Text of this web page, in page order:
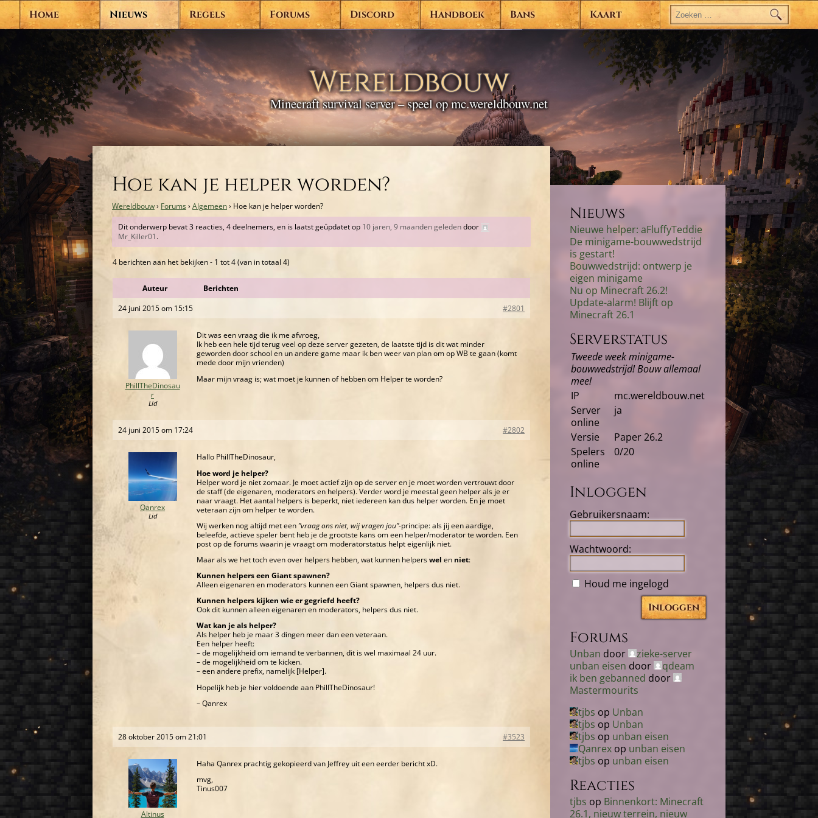
Home Nieuws Regels Forums Discord Handboek Bans Kaart
Zoeken
naar:
Wereldbouw
Minecraft survival server – speel op mc.wereldbouw.net
Hoe kan je helper worden?
Wereldbouw› Forums› Algemeen› Hoe kan je helper worden?
Dit onderwerp bevat 3 reacties, 4 deelnemers, en is laatst geüpdatet op 10 jaren, 9 maanden geledendoor
Mr_Killer01.
4 berichten aan het bekijken - 1 tot 4 (van in totaal 4)
Auteur
Berichten
24 juni 2015 om 15:15
#2801
PhillTheDinosau
r
Lid
Dit was een vraag die ik me afvroeg,
Ik heb een hele tijd terug veel op deze server gezeten, de laatste tijd is dit wat minder
geworden door school en un andere game maar ik ben weer van plan om op WB te gaan (komt
mede door mijn vrienden)
Maar mijn vraag is; wat moet je kunnen of hebben om Helper te worden?
24 juni 2015 om 17:24 #2802
Qanrex
Lid
Hallo PhillTheDinosaur,
Hoe word je helper?
Helper word je niet zomaar. Je moet actief zijn op de server en je moet worden vertrouwt door
de staff (de eigenaren, moderators en helpers). Verder word je meestal geen helper als je er
naar vraagt. Het aantal helpers is beperkt, niet iedereen kan dus helper worden. En je moet
veteraan zijn om helper te worden.
Wij werken nog altijd met een”vraag ons niet, wij vragen jou”-principe: als jij een aardige,
beleefde, actieve speler bent heb je de grootste kans om een helper/moderator te worden. Een
post op de forums waarin je vraagt om moderatorstatus helpt eigenlijk niet.
Maar als we het toch even over helpers hebben, wat kunnen helperswel en niet:
Kunnen helpers een Giant spawnen?
Alleen eigenaren en moderators kunnen een Giant spawnen, helpers dus niet.
Kunnen helpers kijken wie er gegriefd heeft?
Ook dit kunnen alleen eigenaren en moderators, helpers dus niet.
Wat kan je als helper?
Als helper heb je maar 3 dingen meer dan een veteraan.
Een helper heeft:
– de mogelijkheid om iemand te verbannen, dit is wel maximaal 24 uur.
– de mogelijkheid om te kicken.
– een andere prefix, namelijk [Helper].
Hopelijk heb je hier voldoende aan PhillTheDinosaur!
– Qanrex
28 oktober 2015 om 21:01 #3523
Altinus
Haha Qanrex prachtig gekopieerd van Jeffrey uit een eerder bericht xD.
mvg,
Tinus007
Nieuws
Nieuwe helper: aFluffyTeddie
De minigame-bouwwedstrijd
is gestart!
Bouwwedstrijd: ontwerp je
eigen minigame
Nu op Minecraft 26.2!
Update-alarm! Blijft op
Minecraft 26.1
Serverstatus
Tweede week minigame-
bouwwedstrijd! Bouw allemaal
mee!
IP
mc.wereldbouw.net
Server
online
ja
Versie
Paper 26.2
Spelers
online
0/20
Inloggen
Gebruikersnaam:
Wachtwoord:
Houd me ingelogd
Inloggen
Forums
Unban door
zieke-server
unban eisen door
qdeam
ik ben gebanned door
Mastermourits
tjbs op Unban
tjbs op Unban
tjbs op unban eisen
Qanrex op unban eisen
tjbs op unban eisen
Reacties
tjbs op Binnenkort: Minecraft
26.1, nieuw terrein, nieuw